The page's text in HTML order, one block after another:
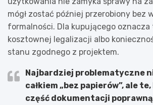
mógł zostać później przerobiony bez
formalności. Dla kupującego oznacza
kosztownej legalizacji albo
stanu zgodnego z projektem.
Najbardziej problematyczne
całkiem „bez papierów”, ale
część dokumentacji